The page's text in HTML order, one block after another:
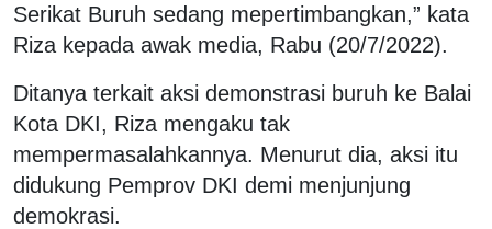
Serikat Buruh sedang mepertimbangkan,” kata
Riza kepada awak media, Rabu (20/7/2022).
Ditanya terkait aksi demonstrasi buruh ke Balai
Kota DKI, Riza mengaku tak
mempermasalahkannya. Menurut dia, aksi itu
didukung Pemprov DKI demi menjunjung
demokrasi.